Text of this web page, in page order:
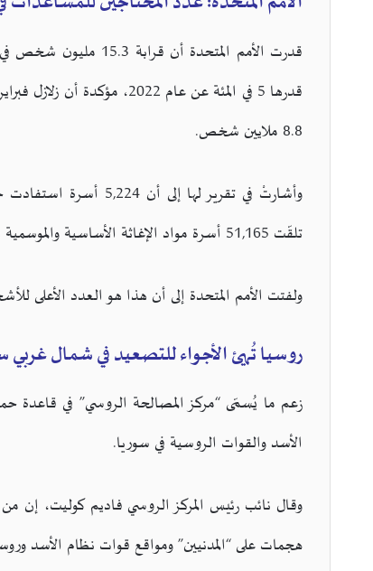
قدرت الأمم المتحدة
قدرها 5 في المئة عن عام
8.8 ملايين شخص.
وأشارتْ في تقرير لها
تلقّت 51,165 أسرة مواد الإغاثة الأساسية والموسمية منذ بداية عام 2023.
ولفتت الأمم المتحدة إلى أن هذا هو العدد الأعلى
روسيا تُهيئ الأجواء للتصعيد في شمال غربي
زعم ما يُسمّى “مركز المصالحة الروسي” في قاعدة
الأسد والقوات الروسية في سوريا.
وقال نائب رئيس المركز الروسي فاديم كوليت،
هجمات على “المدنيين” ومواقع قوات نظام الأسد